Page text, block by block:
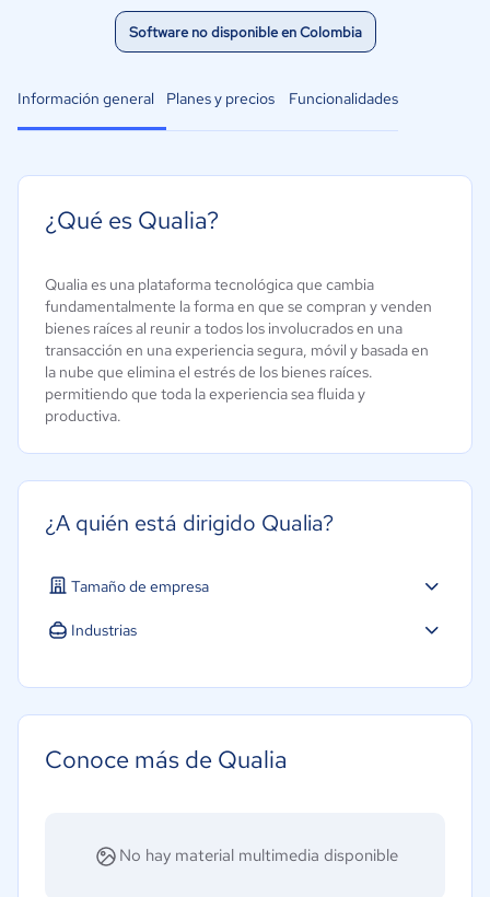
Software no disponible en Colombia
Información general Planes y precios Funcionalidades
¿Qué es Qualia?
Qualia es una plataforma tecnológica que cambia
fundamentalmente la forma en que se compran y venden
bienes raíces al reunir a todos los involucrados en una
transacción en una experiencia segura, móvil y basada en
la nube que elimina el estrés de los bienes raíces.
permitiendo que toda la experiencia sea fluida y
productiva.
¿A quién está dirigido Qualia?
Tamaño de empresa
Industrias
Conoce más de Qualia
No hay material multimedia disponible